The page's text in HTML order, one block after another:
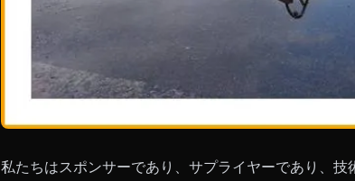
私たちはスポンサーであり、サプライヤーであり、